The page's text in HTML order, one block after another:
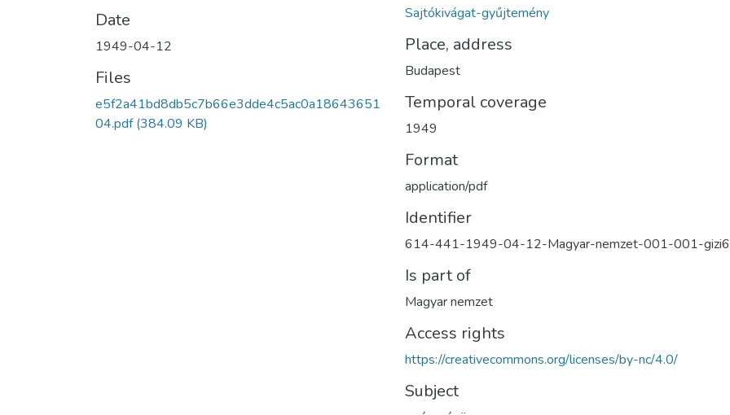
Date
1949-04-12
Files
e5f2a41bd8db5c7b66e3dde4c5ac0a18643651
04.pdf(384.09 KB)
Sajtókivágat-gyűjtemény
Place, address
Budapest
Temporal coverage
1949
Format
application/pdf
Identifier
614-441-1949-04-12-Magyar-nemzet-001-001-
Is part of
Magyar nemzet
Access rights
https://creativecommons.org/licenses/by-nc/4.0/
Subject